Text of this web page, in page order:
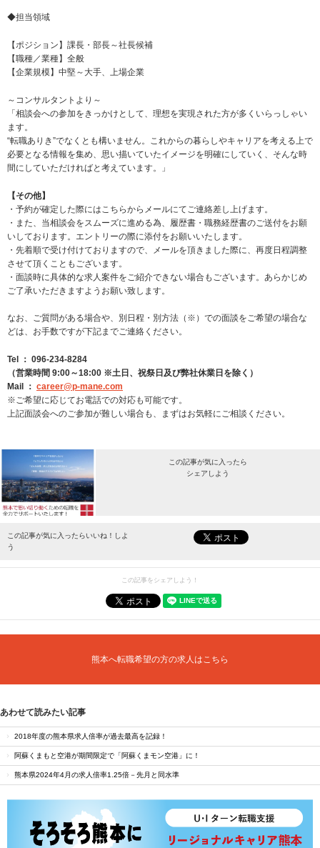
◆担当領域
【ポジション】課長・部長～社長候補
【職種／業種】全般
【企業規模】中堅～大手、上場企業
～コンサルタントより～
「相談会への参加をきっかけとして、理想を実現された方が多くいらっしゃい
ます。
“転職ありき”でなくとも構いません。これからの暮らしやキャリアを考える上で
必要となる情報を集め、 思い描いていたイメージを明確にしていく、そんな時
間にしていただければと考えています。」
【その他】
・予約が確定した際にはこちらからメールにてご連絡差し上げます。
・また、当相談会をスムーズに進める為、履歴書・職務経歴書のご送付をお願
いしております。エントリーの際に添付をお願いいたします。
・先着順で受け付けておりますので、メールを頂きました際に、再度日程調整
させて頂くこともございます。
・ 面談時に具体的な求人案件をご紹介できない場合もございます。あらかじめ
ご了承いただきますようお願い致します。
なお、ご質問がある場合や、別日程・別方法（※）での面談をご希望の場合な
どは、お手数ですが下記までご連絡ください。
Tel ： 096-234-8284
（営業時間 9:00～18:00 ※土日、祝祭日及び弊社休業日を除く）
Mail ： career@p-mane.com
※ご希望に応じてお電話での対応も可能です。
上記面談会へのご参加が難しい場合も、まずはお気軽にご相談ください。
この記事が気に入ったら
シェアしよう
最新情報をお届けします。
この記事が気に入ったらいいね！しよ
う
この記事をシェアしよう！
熊本へ転職希望の方の求人はこちら
あわせて読みたい記事
2018年度の熊本県求人倍率が過去最高を記録！
阿蘇くまもと空港が期間限定で「阿蘇くまモン空港」に！
熊本県2024年4月の求人倍率1.25倍－先月と同水準